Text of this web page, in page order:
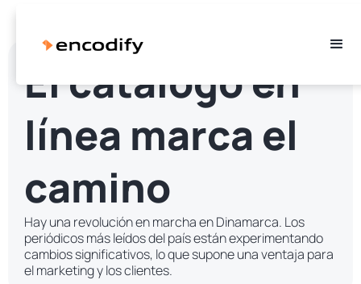
El catálogo en
línea marca el
camino
Hay una revolución en marcha en Dinamarca. Los
periódicos más leídos del país están experimentando
cambios significativos, lo que supone una ventaja para
el marketing y los clientes.